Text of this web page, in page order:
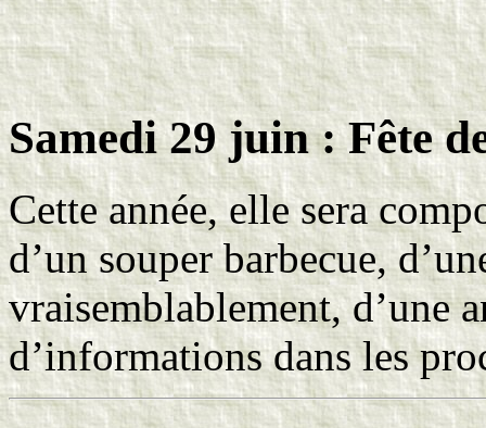
Samedi 29 juin : Fête
Cette année, elle sera
d’un souper barbecue,
vraisemblablement, d’une
d’informations dans les